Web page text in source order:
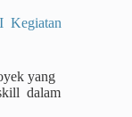
yang
dalam